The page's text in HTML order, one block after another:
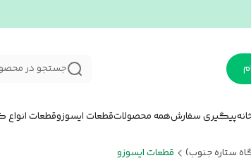
جستجو در
پیگیری سفارشهمه محصولاتقطعات ایسوزوقطعات انواع
ستاره جنوب) قطعات ایسوزو